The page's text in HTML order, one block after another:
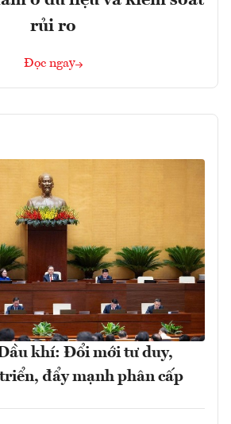
rủi ro
Đọc ngay
khí: Đổi mới tư duy,
đẩy mạnh phân cấp